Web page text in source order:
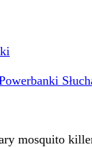
mosquito